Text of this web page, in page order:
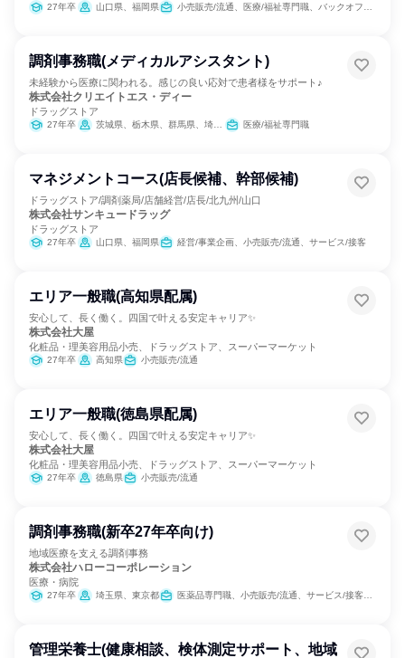
27年卒 山口県、福岡県 小売販売/流通、医療/福祉専門職、バックオフィス・事務・受付
調剤事務職(メディカルアシスタント)
未経験から医療に関われる。感じの良い応対で患者様をサポート♪
株式会社クリエイトエス・ディー
ドラッグストア
27年卒 茨城県、栃木県、群馬県、埼玉県、千葉県、東京都、神奈川県、静岡県、愛知県 医療/福祉専門職
マネジメントコース(店長候補、幹部候補)
ドラッグストア/調剤薬局/店舗経営/店長/北九州/山口
株式会社サンキュードラッグ
ドラッグストア
27年卒 山口県、福岡県 経営/事業企画、小売販売/流通、サービス/接客
エリア一般職(高知県配属)
安心して、長く働く。四国で叶える安定キャリア✨
株式会社大屋
化粧品・理美容用品小売、ドラッグストア、スーパーマーケット
27年卒 高知県 小売販売/流通
エリア一般職(徳島県配属)
安心して、長く働く。四国で叶える安定キャリア✨
株式会社大屋
化粧品・理美容用品小売、ドラッグストア、スーパーマーケット
27年卒 徳島県 小売販売/流通
調剤事務職(新卒27年卒向け)
地域医療を支える調剤事務
株式会社ハローコーポレーション
医療・病院
27年卒 埼玉県、東京都 医薬品専門職、小売販売/流通、サービス/接客、医療/福祉専門職、バックオフィス・事務・受付
管理栄養士(健康相談、検体測定サポート、地域